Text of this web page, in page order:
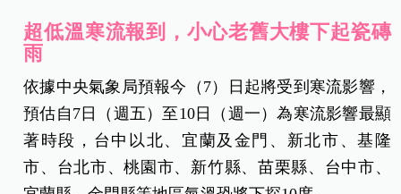
超低溫寒流報到，小心老舊大樓下起瓷磚
雨
依據中央氣象局預報今（7）日起將受到寒流影響，
預估自7日（週五）至10日（週一）為寒流影響最顯
著時段，台中以北、宜蘭及金門、新北市、基隆
市、台北市、桃園市、新竹縣、苗栗縣、台中市、